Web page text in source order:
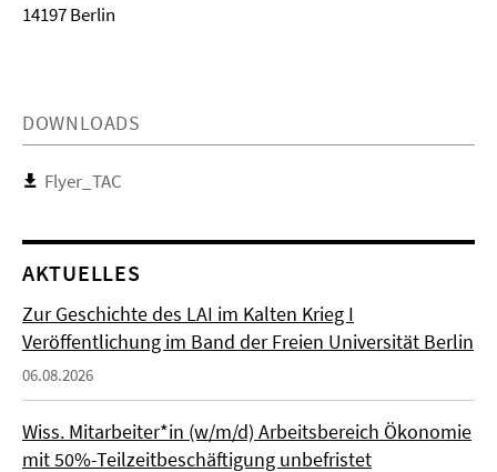
14197 Berlin
DOWNLOADS
Flyer_TAC
AKTUELLES
Zur Geschichte des LAI im Kalten Krieg I
Veröffentlichung im Band der Freien Universität Berlin
06.08.2026
Wiss. Mitarbeiter*in (w/m/d) Arbeitsbereich Ökonomie
mit 50%-Teilzeitbeschäftigung unbefristet